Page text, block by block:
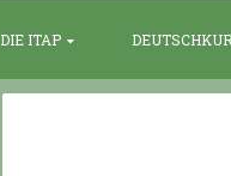
DIE ITAP